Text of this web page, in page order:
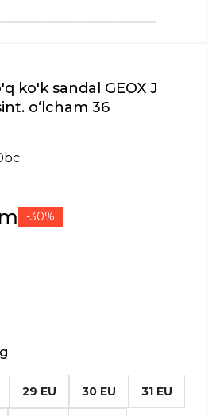
ko'k sandal GEOX J
oʻlcham 36
-30%
29 EU 30 EU 31 EU